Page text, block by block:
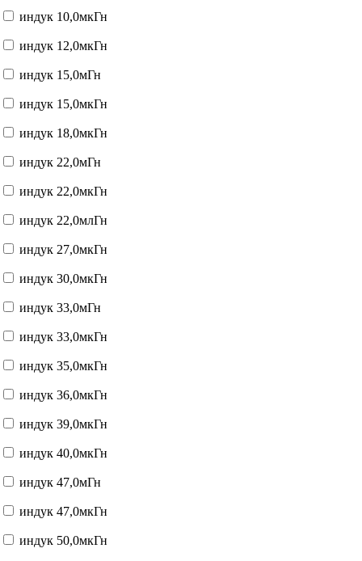
индук 10,0мкГн
индук 12,0мкГн
индук 15,0мГн
индук 15,0мкГн
индук 18,0мкГн
индук 22,0мГн
индук 22,0мкГн
индук 22,0млГн
индук 27,0мкГн
индук 30,0мкГн
индук 33,0мГн
индук 33,0мкГн
индук 35,0мкГн
индук 36,0мкГн
индук 39,0мкГн
индук 40,0мкГн
индук 47,0мГн
индук 47,0мкГн
индук 50,0мкГн